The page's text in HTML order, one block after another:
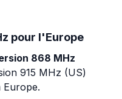
pour l'Europe
868 MHz
915 MHz (US)
Europe.